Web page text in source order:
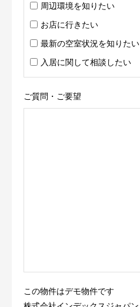
周辺環境を知りたい
お店に行きたい
最新の空室状況を知りたい
入居に関して相談したい
ご質問・ご要望
この物件はデモ物件です